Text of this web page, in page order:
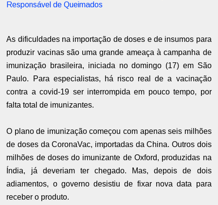
Responsável de Queimados
As dificuldades na importação de doses e de insumos para
produzir vacinas são uma grande ameaça à campanha de
imunização brasileira, iniciada no domingo (17) em São
Paulo. Para especialistas, há risco real de a vacinação
contra a covid-19 ser interrompida em pouco tempo, por
falta total de imunizantes.
O plano de imunização começou com apenas seis milhões
de doses da CoronaVac, importadas da China. Outros dois
milhões de doses do imunizante de Oxford, produzidas na
Índia, já deveriam ter chegado. Mas, depois de dois
adiamentos, o governo desistiu de fixar nova data para
receber o produto.